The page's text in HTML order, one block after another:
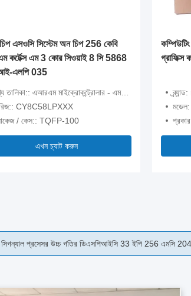
চিপ এসওসি সিস্টেম অন চিপ 256 কেবি
কর্টেক্স এম 3 কোর সিওয়াই 8 সি 5868
এলপি 035
তালিকা:: এআরএম মাইক্রোকন্ট্রোলার - এমসিইউ
CY8C58LPXXX
/ কেস:: TQFP-100
এখন চ্যাট করুন
এনালগ ২ কেবি এসআরএএম ডিএসপিআইসি৩৩এফজে৩২এমসি২০৪-আই/